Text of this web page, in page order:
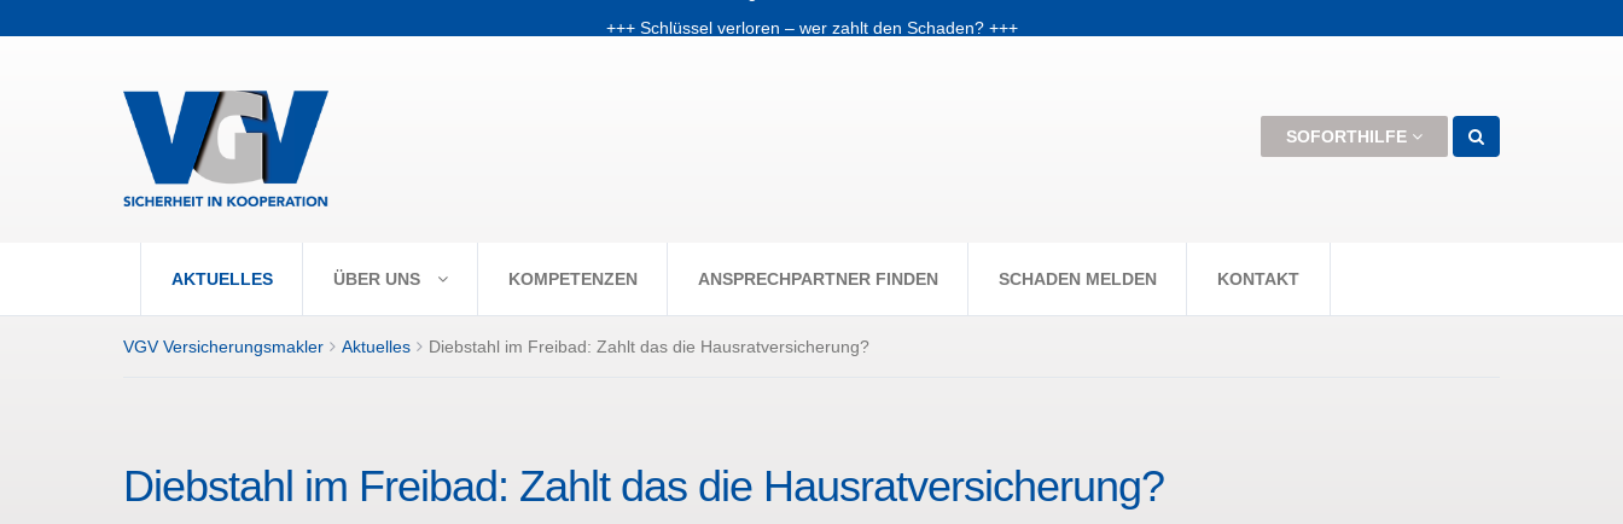
+++ Schlüssel verloren – wer zahlt den Schaden? +++
SOFORTHILFE
AKTUELLES ÜBER UNS KOMPETENZEN ANSPRECHPARTNER FINDEN SCHADEN MELDEN KONTAKT
VGV Versicherungsmakler Aktuelles Diebstahl im Freibad: Zahlt das die Hausratversicherung?
Diebstahl im Freibad: Zahlt das die Hausratversicherung?